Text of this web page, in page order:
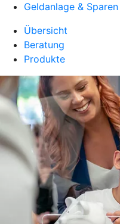
Geldanlage & Sparen
Übersicht
Beratung
Produkte